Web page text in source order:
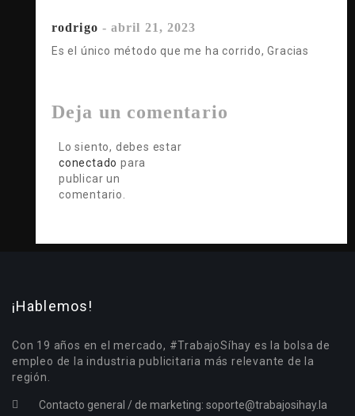
rodrigo -abril 21, 2023
Es el único método que me ha corrido, Gracias
Deja un comentario
Lo siento, debes estar
conectado para
publicar un
comentario.
¡Hablemos!
Con 19 años en el mercado, #TrabajoSíhay es la bolsa de
empleo de la industria publicitaria más relevante de la
región.
Contacto general / de marketing: soporte@trabajosihay.la